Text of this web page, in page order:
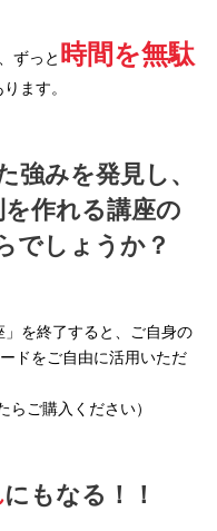
ずっと 時間を無駄
ます。
強みを発見し、
作れる講座の
でしょうか？
」を終了すると、ご自身の
ドをご自由に活用いただ
らご購入ください）
にもなる！！